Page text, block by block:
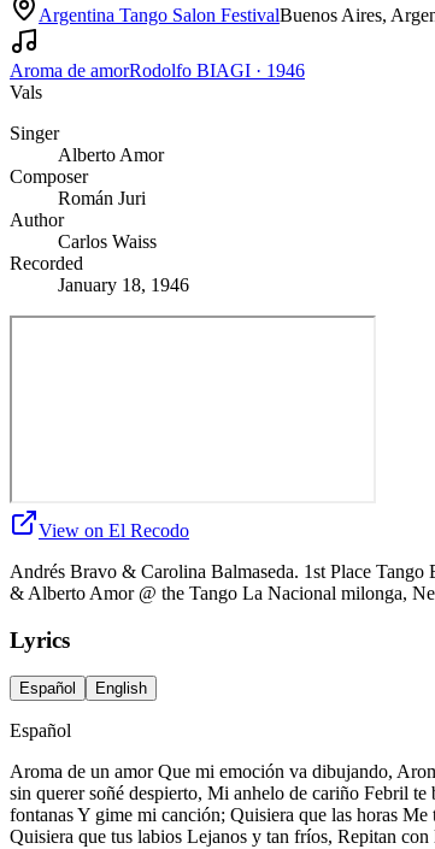
Argentina Tango Salon FestivalBuenos Aires,
Aroma de amorRodolfo BIAGI · 1946
Vals
Singer
Alberto Amor
Composer
Román Juri
Author
Carlos Waiss
Recorded
January 18, 1946
View on El Recodo
Andrés Bravo & Carolina Balmaseda. 1st Place
& Alberto Amor @ the Tango La Nacional milonga,
Lyrics
Español English
Español
Aroma de un amor Que mi emoción va dibujando,
sin querer soñé despierto, Mi anhelo de cariño Febril
fontanas Y gime mi canción; Quisiera que las horas
Quisiera que tus labios Lejanos y tan fríos, Repitan con